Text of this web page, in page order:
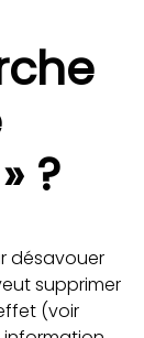
?
désavouer
supprimer
(voir